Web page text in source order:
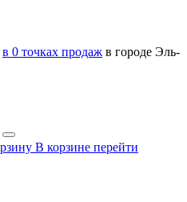
в 0 точках продаж в городе Эль-
В корзине перейти